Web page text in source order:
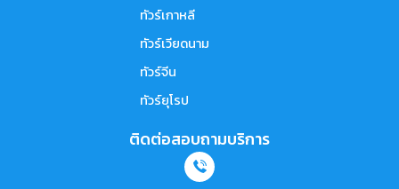
ทัวร์เกาหลี
ทัวร์เวียดนาม
ทัวร์จีน
ทัวร์ยุโรป
ติดต่อสอบถามบริการ